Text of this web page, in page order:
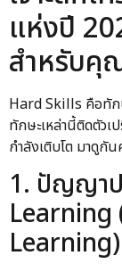
แห่งปี
สำหรับคุ
Hard Skills คือทัก
ทักษะเหล่านี้ติดตัวเ
กำลังเติบโต มาดูกัน
1. ปัญญาป
Learning
Learning)